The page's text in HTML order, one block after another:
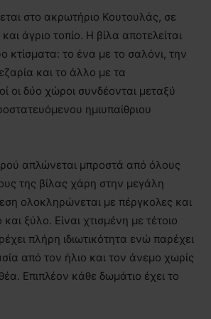
στο ακρωτήριο Κουτουλάς, σε
άγριο τοπίο. Η βίλα αποτελείται
κτίσματα: το ένα με το σαλόνι, την
και το άλλο με τα
οι δύο χώροι συνδέονται μεταξύ
ημιυπαίθριου
απλώνεται μπροστά από όλους
της βίλας χάρη στην μεγάλη
ολοκληρώνεται με πέργκολες και
ξύλο. Είναι χτισμένη με τέτοιο
πλήρη ιδιωτικότητα ενώ παρέχει
από τον ήλιο και τον άνεμο χωρίς
Επιπλέον κάθε δωμάτιο έχει το